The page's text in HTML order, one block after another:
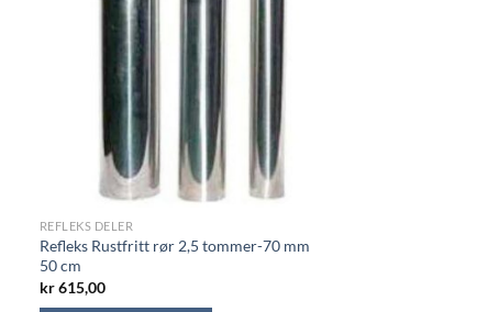
REFLEKS DELER
Refleks Rustfritt rør 2,5 tommer-70 mm
50 cm
kr615,00